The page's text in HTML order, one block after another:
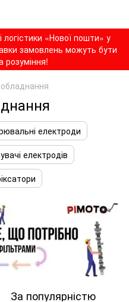
«Нової пошти» у
замовлень можуть бути
розуміння!
електроди
електродів
За популярністю